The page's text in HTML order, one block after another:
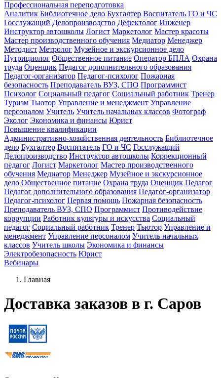
Профессиональная переподготовка
Аналитик Библиотечное дело Бухгалтер Воспитатель ГО и ЧС
Госслужащий Делопроизводство Дефектолог Инженер
Инструктор автошколы Логист Маркетолог Мастер красоты
Мастер производственного обучения Медиатор Менеджер
Методист Метролог Музейное и экскурсионное дело
Нутрициолог Общественное питание Оператор БПЛА Охрана
труда Оценщик Педагог дополнительного образования
Педагог-организатор Педагог-психолог Пожарная
безопасность Преподаватель ВУЗ, СПО Программист
Психолог Социальный педагог Социальный работник Тренер
Туризм Тьютор Управление и менеджмент Управление
персоналом Учитель Учитель начальных классов Фотограф
Эколог Экономика и финансы Юрист
Повышение квалификации
Административно-хозяйственная деятельность Библиотечное
дело Бухгалтер Воспитатель ГО и ЧС Госслужащий
Делопроизводство Инструктор автошколы Коррекционный
педагог Логист Маркетолог Мастер производственного
обучения Медиатор Менеджер Музейное и экскурсионное
дело Общественное питание Охрана труда Оценщик Педагог
Педагог дополнительного образования Педагог-организатор
Педагог-психолог Первая помощь Пожарная безопасность
Преподаватель ВУЗ, СПО Программист Противодействие
коррупции Работник культуры и искусства Социальный
педагог Социальный работник Тренер Тьютор Управление и
менеджмент Управление персоналом Учитель начальных
классов Учитель школы Экономика и финансы
Электробезопасность Юрист
Вебинары
Главная
Доставка заказов в г. Саров